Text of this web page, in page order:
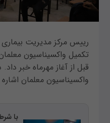
رییس مرکز مدیریت
تکمیل واکسیناسیون
قبل از آغاز مهرماه خبر
واکسیناسیون معلمان
با